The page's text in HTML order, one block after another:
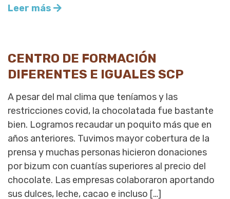
Leer más
CENTRO DE FORMACIÓN
DIFERENTES E IGUALES SCP
A pesar del mal clima que teníamos y las
restricciones covid, la chocolatada fue bastante
bien. Logramos recaudar un poquito más que en
años anteriores. Tuvimos mayor cobertura de la
prensa y muchas personas hicieron donaciones
por bizum con cuantías superiores al precio del
chocolate. Las empresas colaboraron aportando
sus dulces, leche, cacao e incluso […]